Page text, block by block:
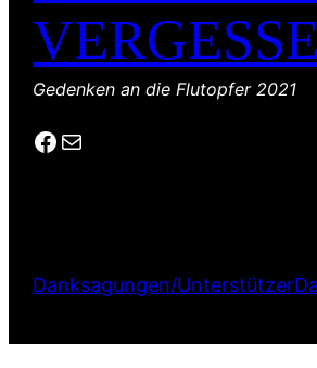
Gedenken an die Flutopfer 2021
Facebook
E-Mail
Danksagungen/Unterstützer